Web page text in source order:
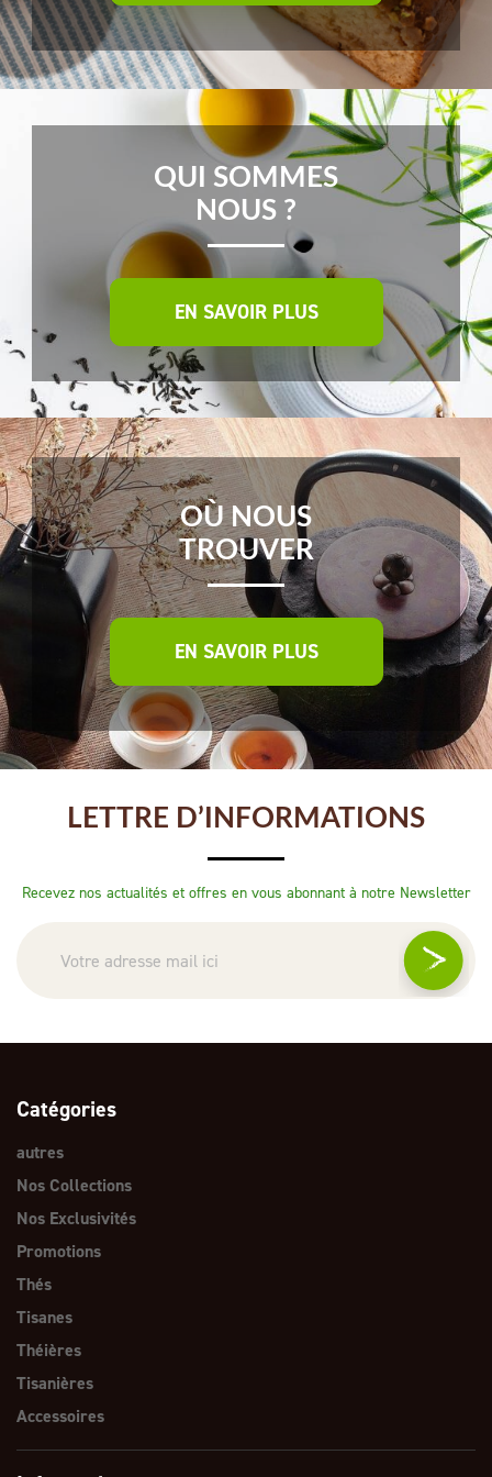
QUI SOMMES
NOUS ?
EN SAVOIR PLUS
OÙ NOUS
TROUVER
EN SAVOIR PLUS
LETTRE D’INFORMATIONS
Recevez nos actualités et offres en vous abonnant à notre Newsletter
Catégories
autres
Nos Collections
Nos Exclusivités
Promotions
Thés
Tisanes
Théières
Tisanières
Accessoires